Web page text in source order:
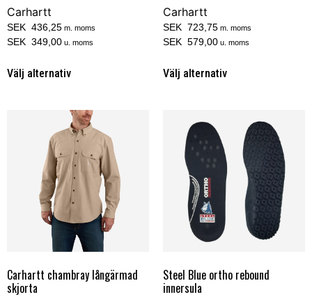
Carhartt
SEK 436,25 m. moms
SEK 349,00 u. moms
Välj alternativ
Carhartt
SEK 723,75 m. moms
SEK 579,00 u. moms
Välj alternativ
Carhartt chambray långärmad
skjorta
Steel Blue ortho rebound
innersula